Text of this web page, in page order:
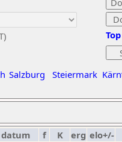
Salzburg Steiermark
datum f K erg elo+/-